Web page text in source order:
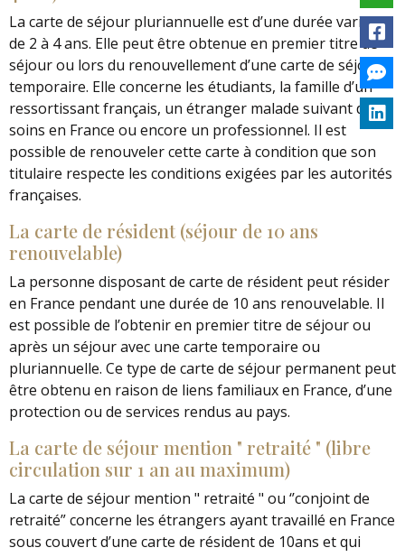
La carte de séjour pluriannuelle est d’une durée variable
de 2 à 4 ans. Elle peut être obtenue en premier titre de
séjour ou lors du renouvellement d’une carte de séjour
temporaire. Elle concerne les étudiants, la famille d’un
ressortissant français, un étranger malade suivant des
soins en France ou encore un professionnel. Il est
possible de renouveler cette carte à condition que son
titulaire respecte les conditions exigées par les autorités
françaises.
La carte de résident (séjour de 10 ans
renouvelable)
La personne disposant de carte de résident peut résider
en France pendant une durée de 10 ans renouvelable. Il
est possible de l’obtenir en premier titre de séjour ou
après un séjour avec une carte temporaire ou
pluriannuelle. Ce type de carte de séjour permanent peut
être obtenu en raison de liens familiaux en France, d’une
protection ou de services rendus au pays.
La carte de séjour mention " retraité " (libre
circulation sur 1 an au maximum)
La carte de séjour mention " retraité " ou ‘’conjoint de
retraité” concerne les étrangers ayant travaillé en France
sous couvert d’une carte de résident de 10ans et qui